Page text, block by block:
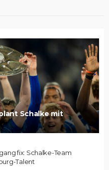
Schalke mit
fix: Schalke-Team
Talent